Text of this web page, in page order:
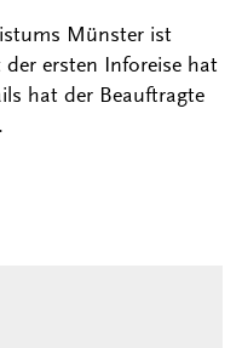
Münster ist
ersten Inforeise hat
hat der Beauftragte